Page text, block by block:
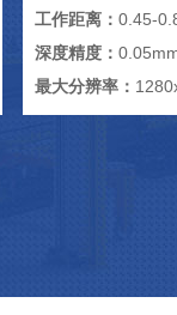
工作距离：0.45-
深度精度：
最大分辨率：